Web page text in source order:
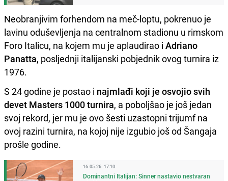
Neobranjivim forhendom na meč-loptu, pokrenuo je
lavinu oduševljenja na centralnom stadionu u rimskom
Foro Italicu, na kojem mu je aplaudirao i Adriano
Panatta, posljednji italijanski pobjednik ovog turnira iz
1976.
S 24 godine je postao i najmlađi koji je osvojio svih
devet Masters 1000 turnira, a poboljšao je još jedan
svoj rekord, jer mu je ovo šesti uzastopni trijumf na
ovoj razini turnira, na kojoj nije izgubio još od Šangaja
prošle godine.
16.05.26. 17:10
Dominantni Italijan: Sinner nastavio nestvaran